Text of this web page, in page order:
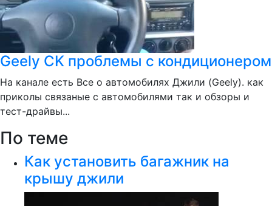
Geely CK проблемы с кондиционером
На канале есть Все о автомобилях Джили (Geely). как
приколы связаные с автомобилями так и обзоры и
тест-драйвы...
По теме
Как установить багажник на
крышу джили